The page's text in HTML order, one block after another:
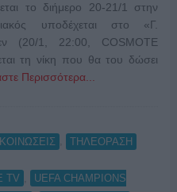
το διήμερο 20-21/1 στην
υποδέχεται στο «Γ.
(20/1, 22:00, COSMOTE
τη νίκη που θα του δώσει
Περισσότερα...
ΤΗΛΕΟΡΑΣΗ
TV
UEFA CHAMPIONS